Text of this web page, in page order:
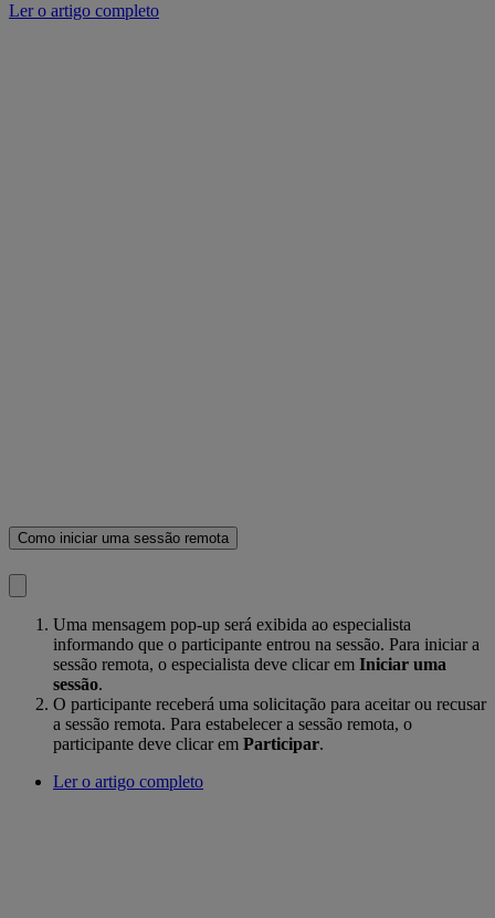
Ler o artigo completo
Como iniciar uma sessão remota
Uma mensagem pop-up será exibida ao especialista
informando que o participante entrou na sessão. Para iniciar a
sessão remota, o especialista deve clicar em Iniciar uma
sessão.
O participante receberá uma solicitação para aceitar ou recusar
a sessão remota. Para estabelecer a sessão remota, o
participante deve clicar em Participar.
Ler o artigo completo